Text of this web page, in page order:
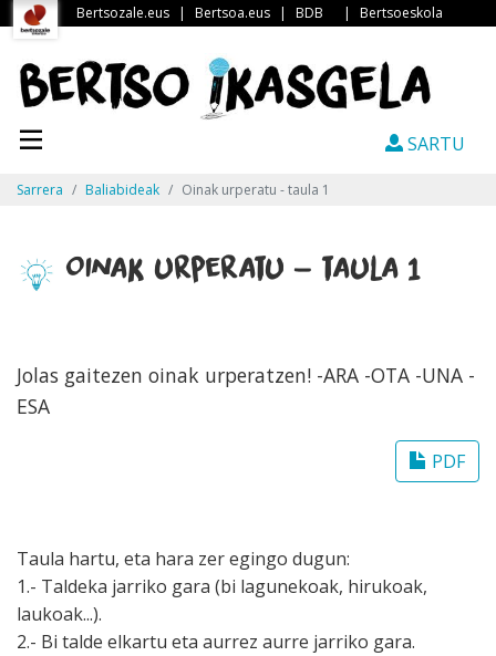
Bertsozale.eus | Bertsoa.eus | BDB | Bertsoeskola
SARTU
Sarrera Baliabideak Oinak urperatu - taula 1
Oinak urperatu - taula 1
Jolas gaitezen oinak urperatzen! -ARA -OTA -UNA -
ESA
PDF
Taula hartu, eta hara zer egingo dugun:
1.- Taldeka jarriko gara (bi lagunekoak, hirukoak,
laukoak...).
2.- Bi talde elkartu eta aurrez aurre jarriko gara.